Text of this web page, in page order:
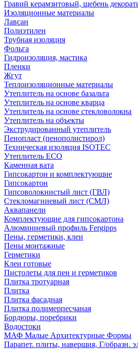
Гравий керамзитовый, щебень
Изоляционные материалы
Лавсан
Полиэтилен
Трубная изоляция
Фольга
Гидроизоляция, мастика
Пленки
Жгут
Теплоизоляционные материалы
Утеплитель на основе базальта
Утеплитель на основе кварца
Утеплитель на основе стекловолокна
Утеплитель на объекты
Экструдированный утеплитель
Пенопласт (пенополистирол)
Техническая изоляция ISOTEC
Утеплитель ECO
Каменная вата
Гипсокартон и комплектующие
Гипсокартон
Гипсоволокнистый лист (ГВЛ)
Стекломагниевый лист (СМЛ)
Аквапанели
Комплектующие для гипсокартона
Алюминиевый профиль Fergipps
Пены, герметики, клеи
Пены монтажные
Герметики
Клеи готовые
Пистолеты для пен и герметиков
Плитка тротуарная
Плитка
Плитка фасадная
Плитка полимерпесчаная
Бордюры, поребрики
Водостоки
МАФ Малые Архитектурные Формы
Парапет. плиты, навершия, Г/образн.